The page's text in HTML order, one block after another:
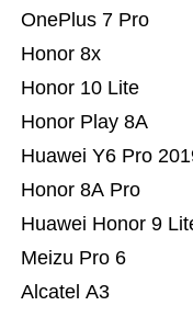
Alcatel A3
Meizu Pro 6
Huawei Honor 9
Honor 8A Pro
Huawei Y6 Pro
Honor Play 8A
Honor 10 Lite
Honor 8x
OnePlus 7 Pro